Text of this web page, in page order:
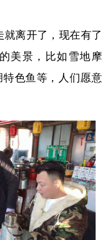
离开了，现在有了
美景，比如雪地摩
色鱼等，人们愿意